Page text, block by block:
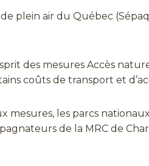
de plein air du Québec
des mesures Accès
coûts de transport et
mesures, les parcs
de la MRC de